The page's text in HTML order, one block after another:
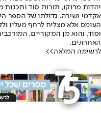
יהדות מרוקו, תורות סוד ותכנות
אקדמי ושירה. גדולתו של הספר
העומס אלא מצליח לרחף מעליו
וסוד, והוא מן המקוריים,
האחרונים.
לרשימה המלאה>>